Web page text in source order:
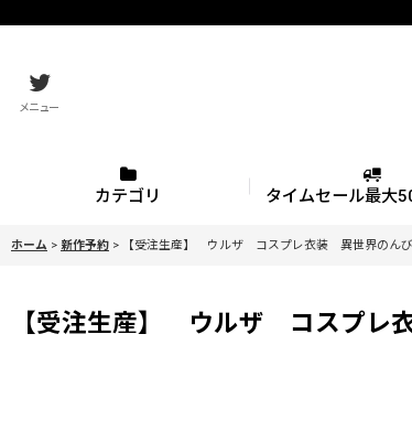
メニュー
カテゴリ タイムセール最大
ホーム > 新作予約 > 【受注生産】 ウルザ コスプレ衣装 異世界のん
【受注生産】 ウルザ コスプレ